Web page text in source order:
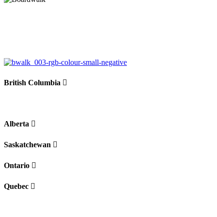
British Columbia
Alberta
Saskatchewan
Ontario
Quebec